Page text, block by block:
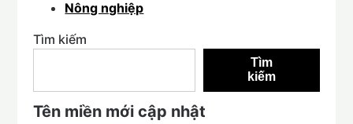
Nông nghiệp
Tìm kiếm
Tìm
kiếm
Tên miền mới cập nhật